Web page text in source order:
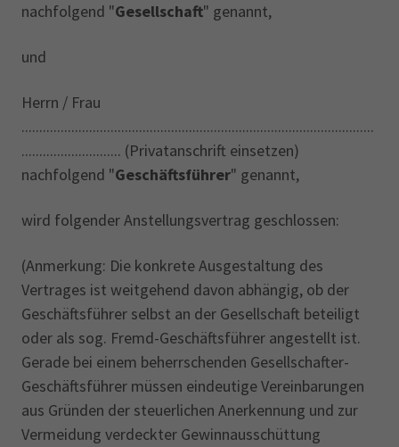
nachfolgend "Gesellschaft" genannt,
und
Herrn / Frau
...................................................................................................
............................ (Privatanschrift einsetzen)
nachfolgend "Geschäftsführer" genannt,
wird folgender Anstellungsvertrag geschlossen:
(Anmerkung: Die konkrete Ausgestaltung des
Vertrages ist weitgehend davon abhängig, ob der
Geschäftsführer selbst an der Gesellschaft beteiligt
oder als sog. Fremd-Geschäftsführer angestellt ist.
Gerade bei einem beherrschenden Gesellschafter-
Geschäftsführer müssen eindeutige Vereinbarungen
aus Gründen der steuerlichen Anerkennung und zur
Vermeidung verdeckter Gewinnausschüttung